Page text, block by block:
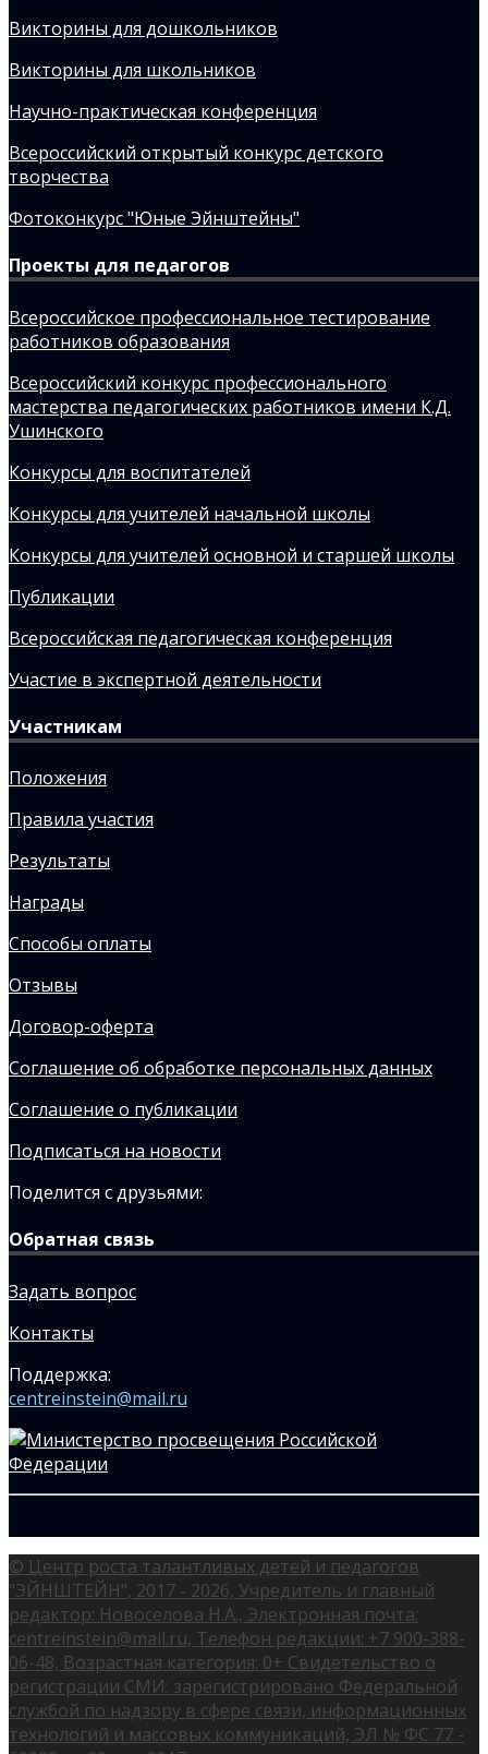
Викторины для дошкольников
Викторины для школьников
Научно-практическая конференция
Всероссийский открытый конкурс детского
творчества
Фотоконкурс "Юные Эйнштейны"
Проекты для педагогов
Всероссийское профессиональное тестирование
работников образования
Всероссийский конкурс профессионального
мастерства педагогических работников имени К.Д.
Ушинского
Конкурсы для воспитателей
Конкурсы для учителей начальной школы
Конкурсы для учителей основной и старшей школы
Публикации
Всероссийская педагогическая конференция
Участие в экспертной деятельности
Участникам
Положения
Правила участия
Результаты
Награды
Способы оплаты
Отзывы
Договор-оферта
Соглашение об обработке персональных данных
Соглашение о публикации
Подписаться на новости
Поделится с друзьями:
Обратная связь
Задать вопрос
Контакты
Поддержка:
centreinstein@mail.ru
© Центр роста талантливых детей и педагогов
"ЭЙНШТЕЙН", 2017 - 2026, Учредитель и главный
редактор: Новоселова Н.А., Электронная почта:
centreinstein@mail.ru, Телефон редакции: +7 900-388-
06-48, Возрастная категория: 0+ Свидетельство о
регистрации СМИ: зарегистрировано Федеральной
службой по надзору в сфере связи, информационных
технологий и массовых коммуникаций, ЭЛ № ФС 77 -